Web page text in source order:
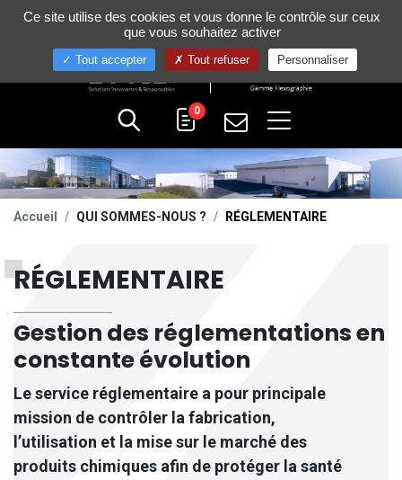
+33 (0)4 75 58 80 10
0
Accueil QUI SOMMES-NOUS ? RÉGLEMENTAIRE
RÉGLEMENTAIRE
Gestion des réglementations en
constante évolution
Le service réglementaire a pour principale
mission de contrôler la fabrication,
l’utilisation et la mise sur le marché des
produits chimiques afin de protéger la santé
Gestion de vos préférences sur les cookies
Ce site utilise des cookies et vous donne le contrôle sur ceux
que vous souhaitez activer
Tout accepter Tout refuser Personnaliser